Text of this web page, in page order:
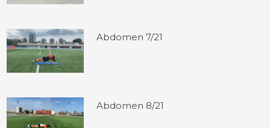
Abdomen 7/21
Abdomen 8/21